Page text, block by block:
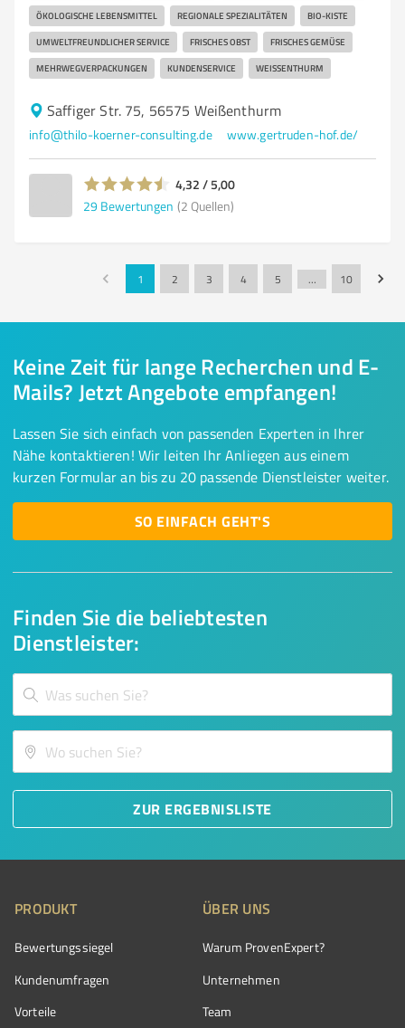
ÖKOLOGISCHE LEBENSMITTEL REGIONALE SPEZIALITÄTEN BIO-KISTE
UMWELTFREUNDLICHER SERVICE FRISCHES OBST FRISCHES GEMÜSE
MEHRWEGVERPACKUNGEN KUNDENSERVICE WEISSENTHURM
Saffiger Str. 75, 56575 Weißenthurm
info@thilo-koerner-consulting.de www.gertruden-hof.de/
4,32 / 5,00
29 Bewertungen (2 Quellen)
1 2 3 4 5 … 10
Finden Sie die beliebtesten
Dienstleister:
ZUR ERGEBNISLISTE
Keine Zeit für lange Recherchen und E-
Mails? Jetzt Angebote empfangen!
Lassen Sie sich einfach von passenden Experten in Ihrer
Nähe kontaktieren! Wir leiten Ihr Anliegen aus einem
kurzen Formular an bis zu 20 passende Dienstleister weiter.
SO EINFACH GEHT'S
PRODUKT
Bewertungssiegel
Kundenumfragen
Vorteile
ÜBER UNS
Warum ProvenExpert?
Unternehmen
Team